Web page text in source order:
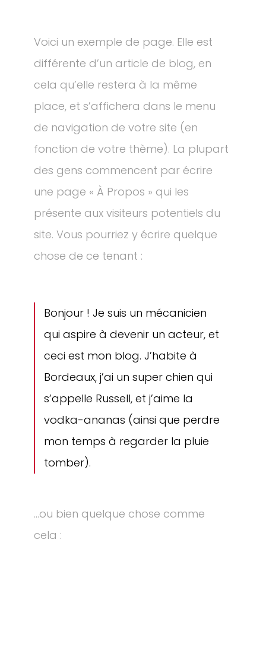
Voici un exemple de page. Elle est
différente d’un article de blog, en
cela qu’elle restera à la même
place, et s’affichera dans le menu
de navigation de votre site (en
fonction de votre thème). La plupart
des gens commencent par écrire
une page « À Propos » qui les
présente aux visiteurs potentiels du
site. Vous pourriez y écrire quelque
chose de ce tenant :
Bonjour ! Je suis un mécanicien
qui aspire à devenir un acteur, et
ceci est mon blog. J’habite à
Bordeaux, j’ai un super chien qui
s’appelle Russell, et j’aime la
vodka-ananas (ainsi que perdre
mon temps à regarder la pluie
tomber).
…ou bien quelque chose comme
cela :